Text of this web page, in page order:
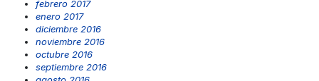
febrero 2017
enero 2017
diciembre 2016
noviembre 2016
octubre 2016
septiembre 2016